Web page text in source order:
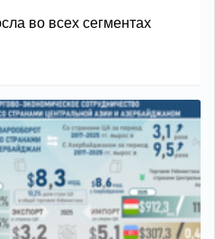
во всех сегментах